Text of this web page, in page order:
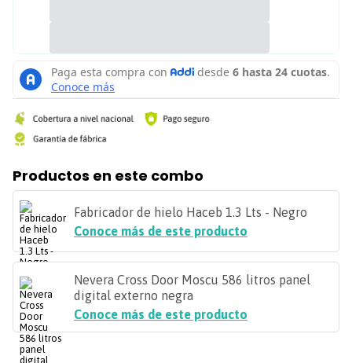
Productos en este combo
Fabricador de hielo Haceb 1.3 Lts - Negro
Conoce más de este producto
Nevera Cross Door Moscu 586 litros panel
digital externo negra
Conoce más de este producto